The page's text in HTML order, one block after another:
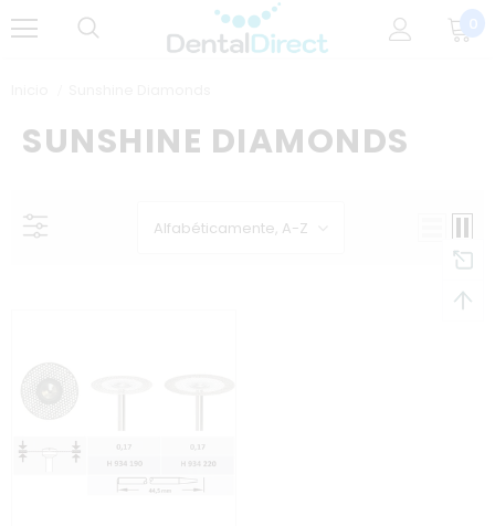
0
SUNSHINE DIAMONDS
Alfabéticamente, A-Z